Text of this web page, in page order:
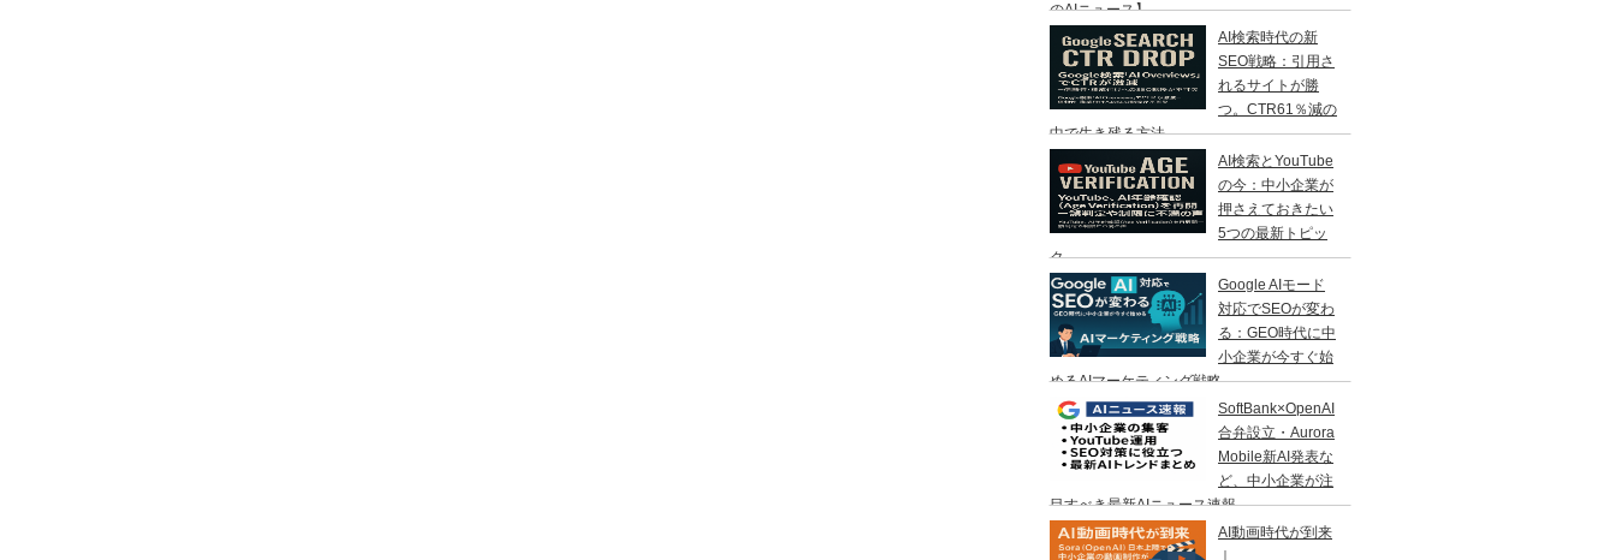
のAIニュース】
AI検索時代の新
SEO戦略：引用さ
れるサイトが勝
つ。CTR61％減の
中で生き残る方法
AI検索とYouTube
の今：中小企業が
押さえておきたい
5つの最新トピッ
ク
Google AIモード
対応でSEOが変わ
る：GEO時代に中
小企業が今すぐ始
めるAIマーケティング戦略
SoftBank×OpenAI
合弁設立・Aurora
Mobile新AI発表な
ど、中小企業が注
目すべき最新AIニュース速報
AI動画時代が到来